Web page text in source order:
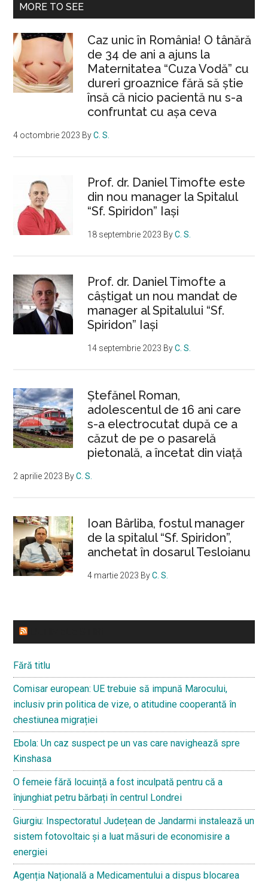
MORE TO SEE
Caz unic în România! O tânără
de 34 de ani a ajuns la
Maternitatea “Cuza Vodă” cu
dureri groaznice fără să ştie
însă că nicio pacientă nu s-a
confruntat cu așa ceva
4 octombrie 2023 ByC. S.
Prof. dr. Daniel Timofte este
din nou manager la Spitalul
“Sf. Spiridon” Iaşi
18 septembrie 2023 ByC. S.
Prof. dr. Daniel Timofte a
câștigat un nou mandat de
manager al Spitalului “Sf.
Spiridon” Iași
14 septembrie 2023 ByC. S.
Ştefănel Roman,
adolescentul de 16 ani care
s-a electrocutat după ce a
căzut de pe o pasarelă
pietonală, a încetat din viață
2 aprilie 2023 ByC. S.
Ioan Bârliba, fostul manager
de la spitalul “Sf. Spiridon”,
anchetat în dosarul Tesloianu
4 martie 2023 ByC. S.
Fără titlu
Comisar european: UE trebuie să impună Marocului,
inclusiv prin politica de vize, o atitudine cooperantă în
chestiunea migrației
Ebola: Un caz suspect pe un vas care navighează spre
Kinshasa
O femeie fără locuință a fost inculpată pentru că a
înjunghiat petru bărbați în centrul Londrei
Giurgiu: Inspectoratul Județean de Jandarmi instalează un
sistem fotovoltaic și a luat măsuri de economisire a
energiei
Agenția Națională a Medicamentului a dispus blocarea